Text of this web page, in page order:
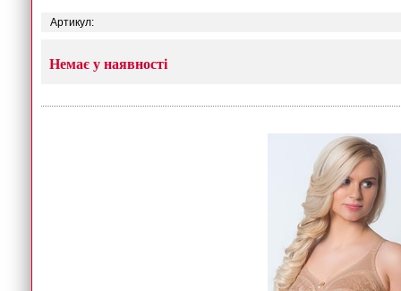
Артикул:
Немає у наявності